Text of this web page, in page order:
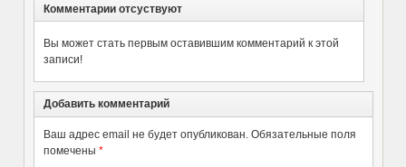
Комментарии отсуствуют
Вы может стать первым оставившим комментарий к этой
записи!
Добавить комментарий
Ваш адрес email не будет опубликован. Обязательные поля
помечены *